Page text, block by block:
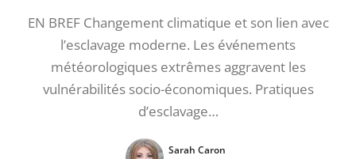
EN BREF Changement climatique et son lien avec
l’esclavage moderne. Les événements
météorologiques extrêmes aggravent les
vulnérabilités socio-économiques. Pratiques
d’esclavage…
Sarah Caron